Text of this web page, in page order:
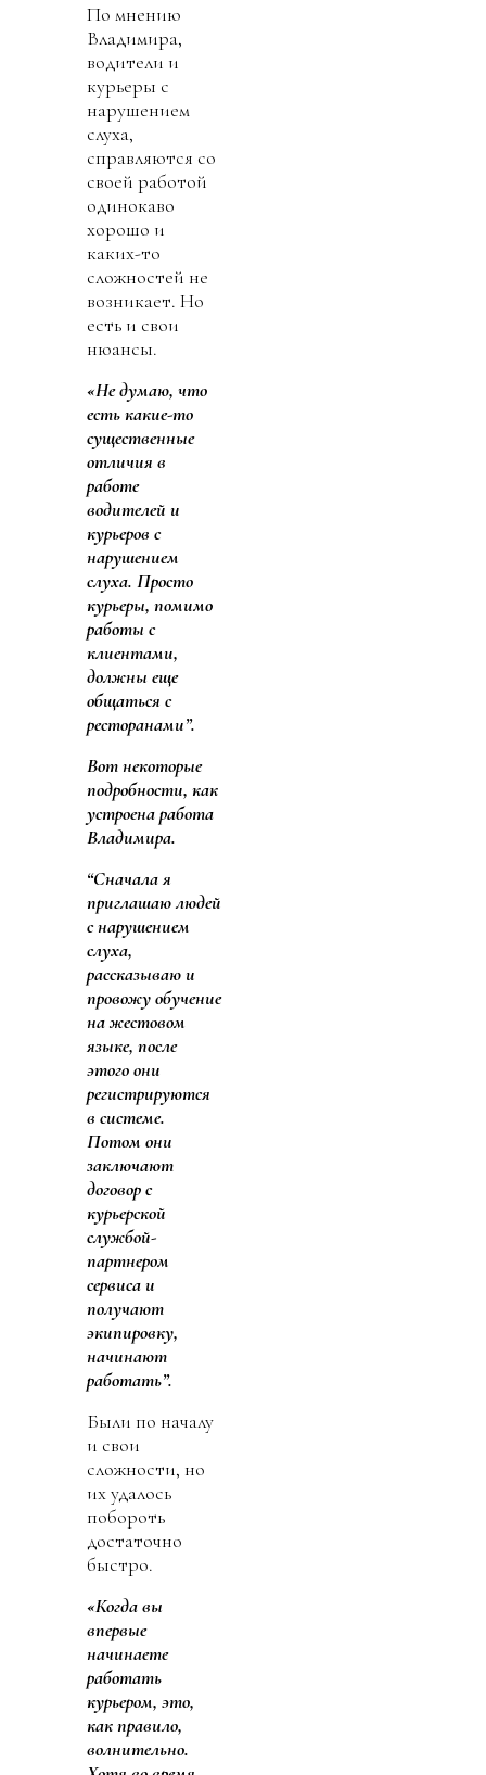
По мнению
Владимира,
водители и
курьеры с
нарушением
слуха,
справляются со
своей работой
одинокаво
хорошо и
каких-то
сложностей не
возникает. Но
есть и свои
нюансы.
«Не думаю, что
есть какие-то
существенные
отличия в
работе
водителей и
курьеров с
нарушением
слуха. Просто
курьеры, помимо
работы с
клиентами,
должны еще
общаться с
ресторанами”.
Вот некоторые
подробности, как
устроена работа
Владимира.
“Сначала я
приглашаю людей
с нарушением
слуха,
рассказываю и
провожу обучение
на жестовом
языке, после
этого они
регистрируются
в системе.
Потом они
заключают
договор с
курьерской
службой-
партнером
сервиса и
получают
экипировку,
начинают
работать”.
Были по началу
и свои
сложности, но
их удалось
побороть
достаточно
быстро.
«Когда вы
впервые
начинаете
работать
курьером, это,
как правило,
волнительно.